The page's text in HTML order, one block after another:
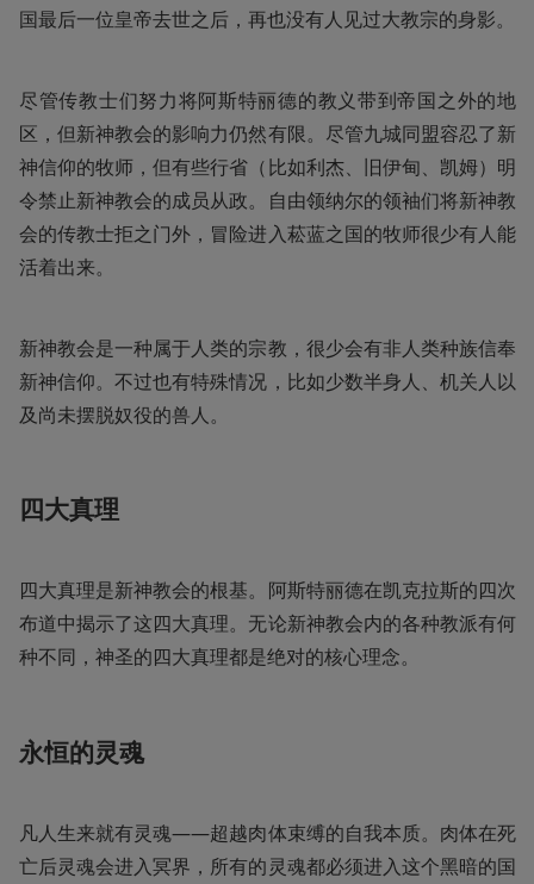
国最后一位皇帝去世之后，再也没有人见过大教宗的身影。
尽管传教士们努力将阿斯特丽德的教义带到帝国之外的地
区，但新神教会的影响力仍然有限。尽管九城同盟容忍了新
神信仰的牧师，但有些行省（比如利杰、旧伊甸、凯姆）明
令禁止新神教会的成员从政。自由领纳尔的领袖们将新神教
会的传教士拒之门外，冒险进入菘蓝之国的牧师很少有人能
活着出来。
新神教会是一种属于人类的宗教，很少会有非人类种族信奉
新神信仰。不过也有特殊情况，比如少数半身人、机关人以
及尚未摆脱奴役的兽人。
四大真理
四大真理是新神教会的根基。阿斯特丽德在凯克拉斯的四次
布道中揭示了这四大真理。无论新神教会内的各种教派有何
种不同，神圣的四大真理都是绝对的核心理念。
永恒的灵魂
凡人生来就有灵魂——超越肉体束缚的自我本质。肉体在死
亡后灵魂会进入冥界，所有的灵魂都必须进入这个黑暗的国